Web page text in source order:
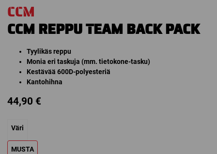
CCM
CCM REPPU TEAM BACK PACK
Tyylikäs reppu
Monia eri taskuja (mm. tietokone-tasku)
Kestävää 600D-polyesteriä
Kantohihna
44,90 €
Väri
MUSTA